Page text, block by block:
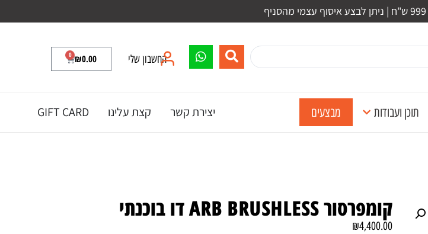
החשבון שלי ₪0.00
0
תוכן ועבודות מבצעים יצירת קשר קצת עלינו GIFT CARD
קומפרסור ARB BRUSHLESS דו בוכנתי
₪4,400.00